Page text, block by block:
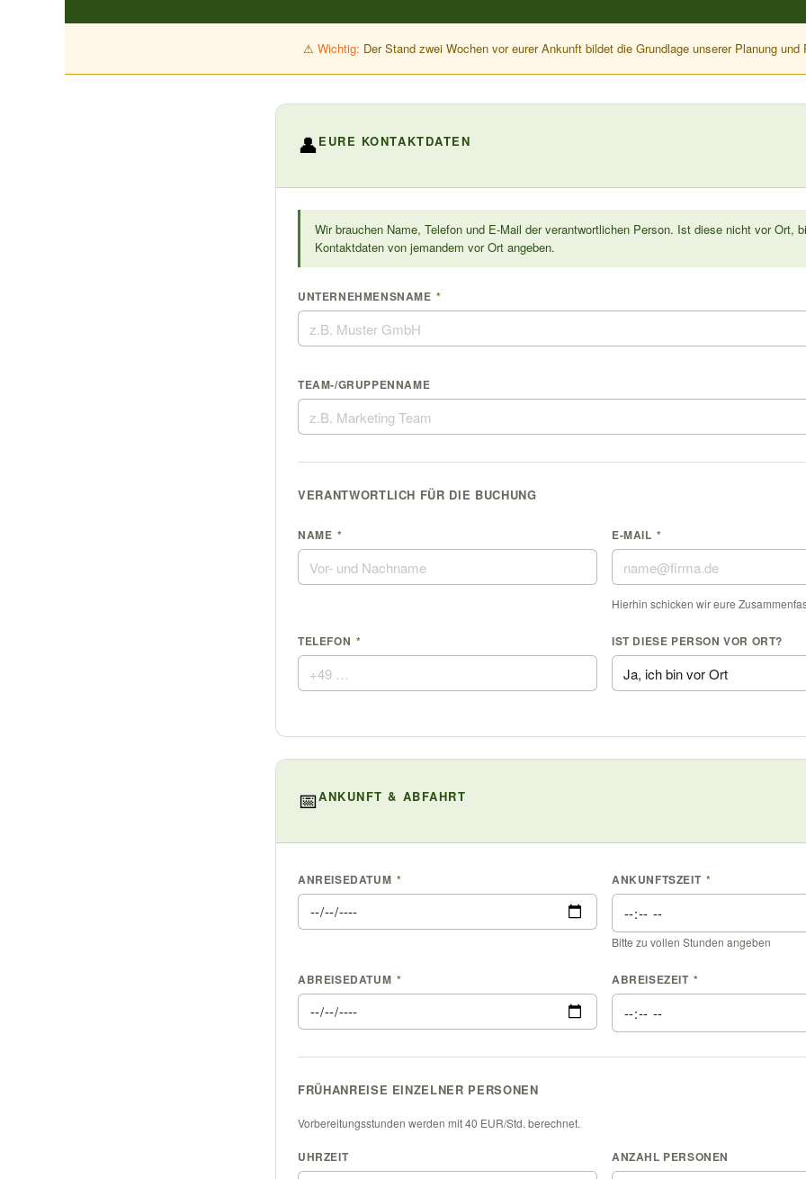
⚠ Wichtig: Der Stand zwei Wochen vor eurer Ankunft bildet die Grundlage unserer Planung und
👤EURE KONTAKTDATEN
Wir brauchen Name, Telefon und E-Mail der verantwortlichen Person. Ist diese nicht vor Ort,
Kontaktdaten von jemandem vor Ort angeben.
UNTERNEHMENSNAME *
TEAM-/GRUPPENNAME
VERANTWORTLICH FÜR DIE BUCHUNG
NAME * E-MAIL *
Hierhin schicken wir eure
TELEFON * IST DIESE PERSON VOR ORT?
📅ANKUNFT & ABFAHRT
ANREISEDATUM * ANKUNFTSZEIT *
Bitte zu vollen Stunden angeben
ABREISEDATUM * ABREISEZEIT *
FRÜHANREISE EINZELNER PERSONEN
Vorbereitungsstunden werden mit 40 EUR/Std. berechnet.
UHRZEIT ANZAHL PERSONEN